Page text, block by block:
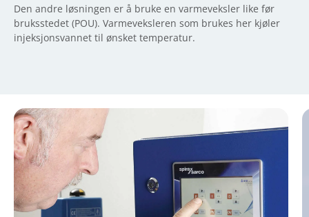
Den andre løsningen er å bruke en varmeveksler like før
bruksstedet (POU). Varmeveksleren som brukes her kjøler
injeksjonsvannet til ønsket temperatur.